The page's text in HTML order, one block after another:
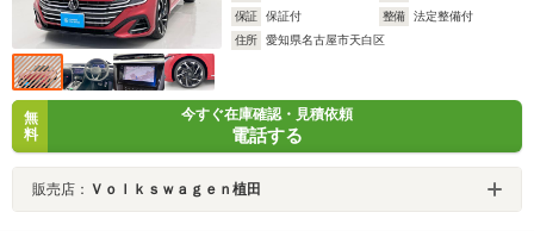
保証
保証付 整備
法定整備付
住所
愛知県名古屋市天白区
無
料
今すぐ在庫確認・見積依頼
電話する
販売店： Ｖｏｌｋｓｗａｇｅｎ植田